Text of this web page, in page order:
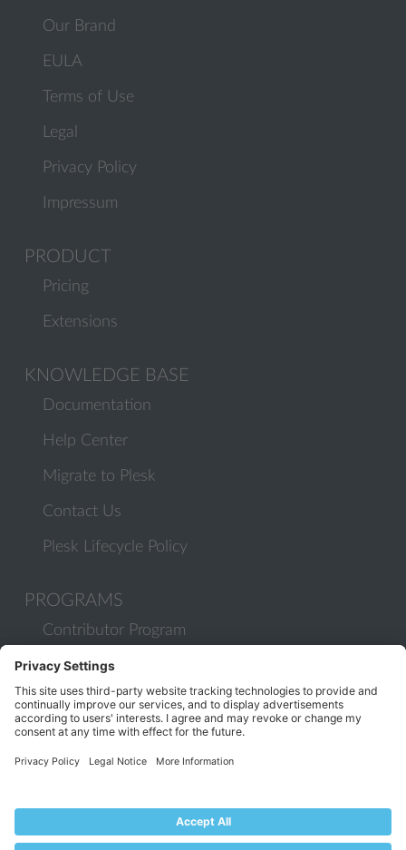
Our Brand
EULA
Terms of Use
Legal
Privacy Policy
Impressum
PRODUCT
Pricing
Extensions
KNOWLEDGE BASE
Documentation
Help Center
Migrate to Plesk
Contact Us
Plesk Lifecycle Policy
PROGRAMS
Contributor Program
Partner Program
COMMUNITY